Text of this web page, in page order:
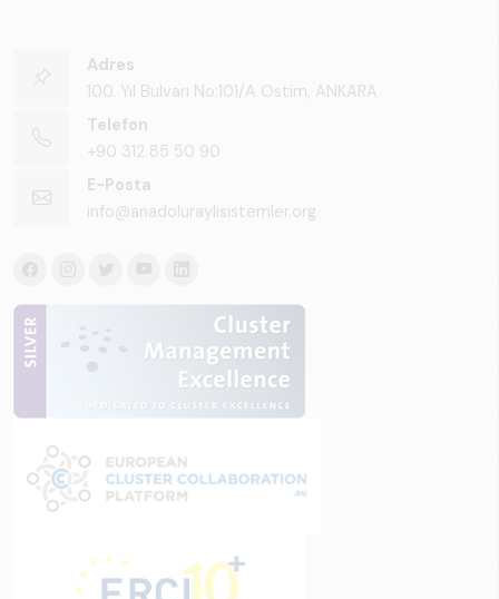
Adres
100. Yıl Bulvarı No:101/A Ostim, ANKARA
Telefon
+90 312 85 50 90
E-Posta
info@anadoluraylisistemler.org